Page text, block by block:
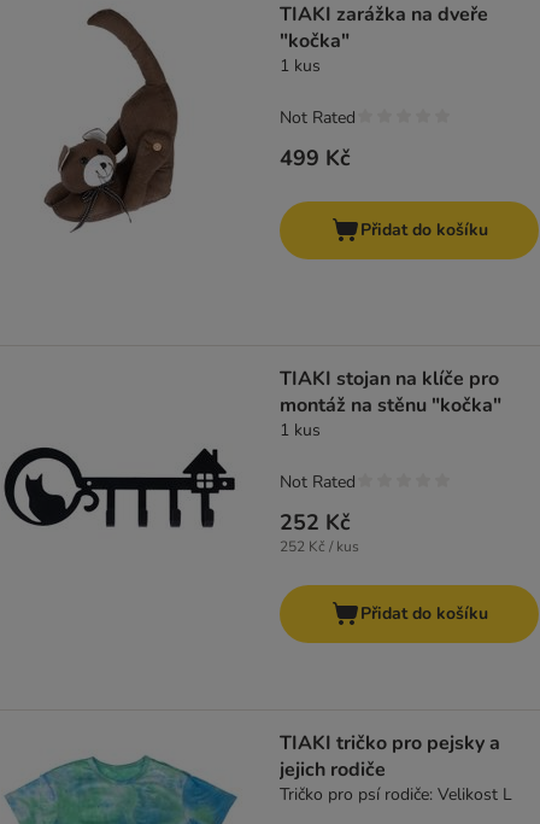
TIAKI zarážka na dveře
"kočka"
1 kus
499 Kč
Not Rated
Přidat do košíku
TIAKI stojan na klíče pro
montáž na stěnu "kočka"
1 kus
252 Kč
252 Kč / kus
Not Rated
Přidat do košíku
TIAKI tričko pro pejsky a
jejich rodiče
Tričko pro psí rodiče: Velikost L